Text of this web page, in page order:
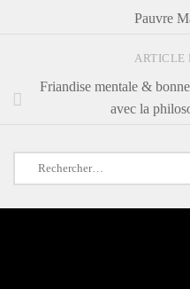
Pauvre
ARTICLE
Friandise mentale &
avec la
Rechercher :